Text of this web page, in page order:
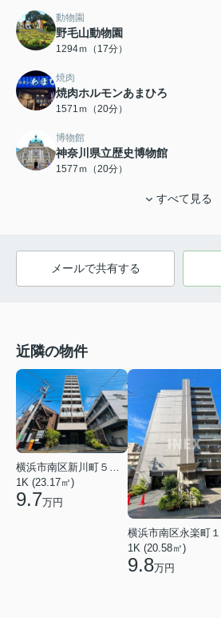
動物園
野毛山動物園
1294ｍ（17分）
焼肉
焼肉ホルモンあまひろ
1571ｍ（20分）
博物館
神奈川県立歴史博物館
1577ｍ（20分）
すべて見る
メールで共有する
近隣の物件
1K (23.17㎡)
9.7万円
1K (20.58㎡)
9.8万円